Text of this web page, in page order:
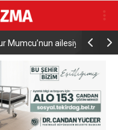
ailesiyle Ticaret